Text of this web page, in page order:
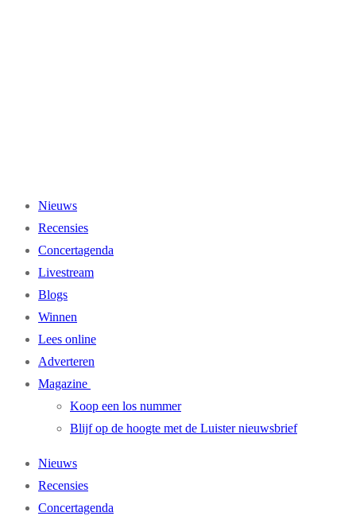
Nieuws
Recensies
Concertagenda
Livestream
Blogs
Winnen
Lees online
Adverteren
Magazine
Koop een los nummer
Blijf op de hoogte met de Luister nieuwsbrief
Nieuws
Recensies
Concertagenda